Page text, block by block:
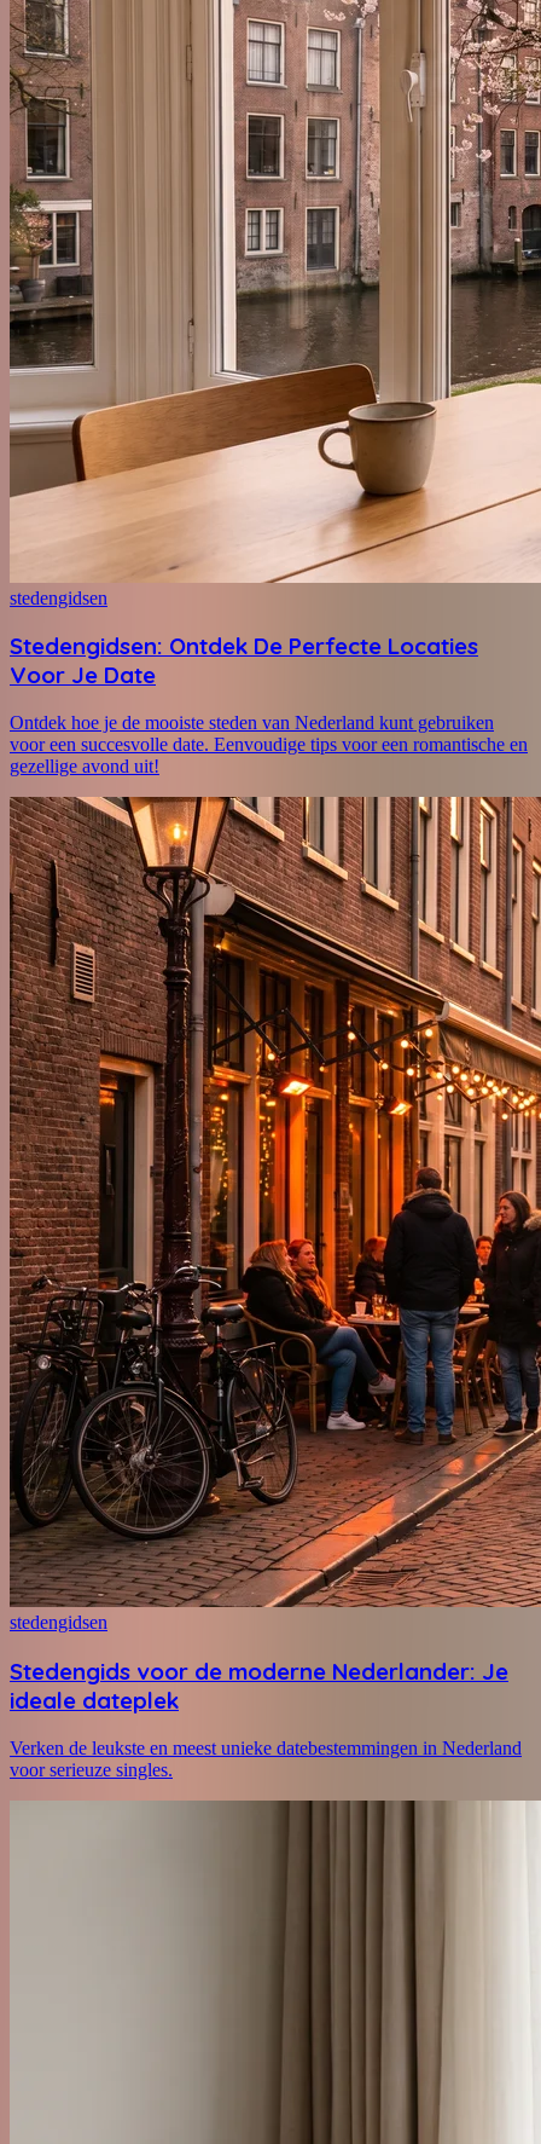
stedengidsen
Stedengidsen: Ontdek De Perfecte Locaties
Voor Je Date
Ontdek hoe je de mooiste steden van Nederland kunt gebruiken
voor een succesvolle date. Eenvoudige tips voor een romantische en
gezellige avond uit!
stedengidsen
Stedengids voor de moderne Nederlander: Je
ideale dateplek
Verken de leukste en meest unieke datebestemmingen in Nederland
voor serieuze singles.